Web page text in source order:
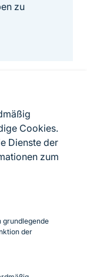
Cookies.
Dienste der
zum
grundlegende
der
zu